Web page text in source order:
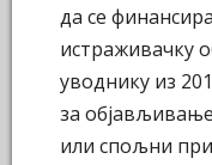
да се
истраживачку
уводнику из
за
или спољни